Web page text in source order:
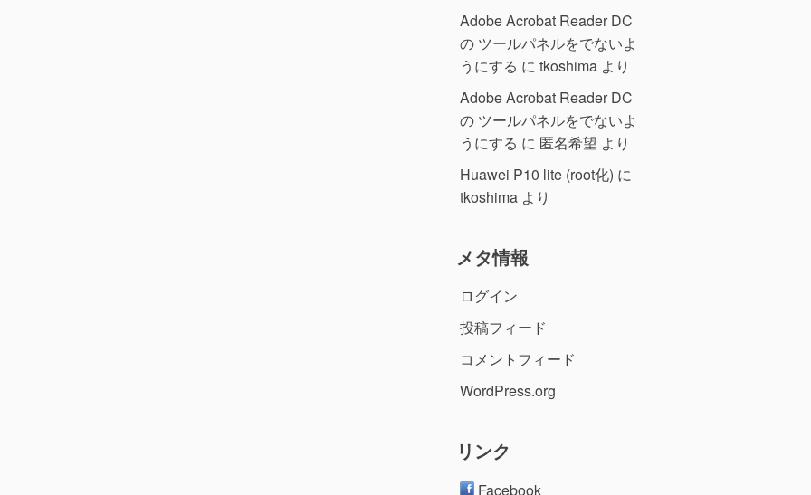
Adobe Acrobat Reader DC
の ツールパネルをでないよ
うにする に tkoshima より
Adobe Acrobat Reader DC
の ツールパネルをでないよ
うにする に 匿名希望 より
Huawei P10 lite (root化) に
tkoshima より
メタ情報
ログイン
投稿フィード
コメントフィード
WordPress.org
リンク
Facebook